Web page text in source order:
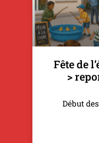
Fête de
>
Début